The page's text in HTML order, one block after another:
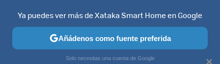
TELEVISORES CONTENIDOS SMART TV SELECCIÓN
Ya puedes ver más de Xataka Smart Home en Google
Añádenos como fuente preferida
Solo necesitas una cuenta de Google